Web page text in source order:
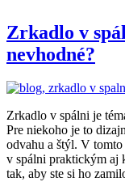
Zrkadlo v
nevhodné?
Zrkadlo v spálni je
Pre niekoho je to
odvahu a štýl. V
v spálni praktickým aj
tak, aby ste si ho